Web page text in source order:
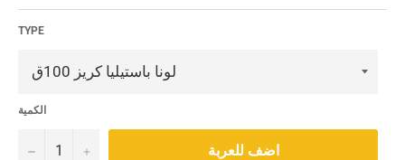
TYPE
الكمية
− + اضف للعربة